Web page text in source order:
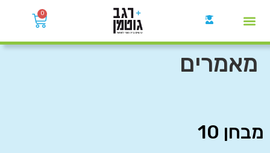
0
מאמרים
מבחן 10